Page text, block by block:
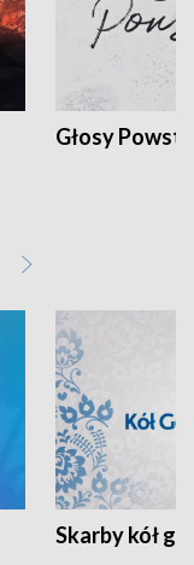
Głosy
Skarby kół